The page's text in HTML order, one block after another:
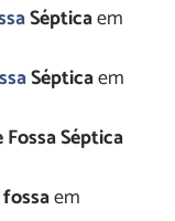
Sépticaem
Sépticaem
Séptica
em